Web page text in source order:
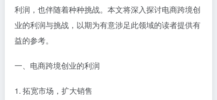
利润，也伴随着种种挑战。本文将深入探讨电商跨境创
业的利润与挑战，以期为有意涉足此领域的读者提供有
益的参考。
一、电商跨境创业的利润
1. 拓宽市场，扩大销售